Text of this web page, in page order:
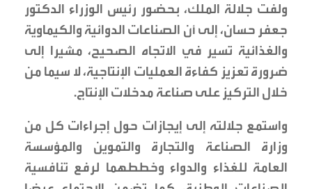
ولفت جلالة الملك، بحضور رئيس الوزراء الدكتور
جعفر حسان، إلى أن الصناعات الدوائية والكيماوية
والغذائية تسير في الاتجاه الصحيح، مشيرا إلى
ضرورة تعزيز كفاءة العمليات الإنتاجية، لا سيما من
خلال التركيز على صناعة مدخلات الإنتاج.
واستمع جلالته إلى إيجازات حول إجراءات كل من
وزارة الصناعة والتجارة والتموين والمؤسسة
العامة للغذاء والدواء وخططهما لرفع تنافسية